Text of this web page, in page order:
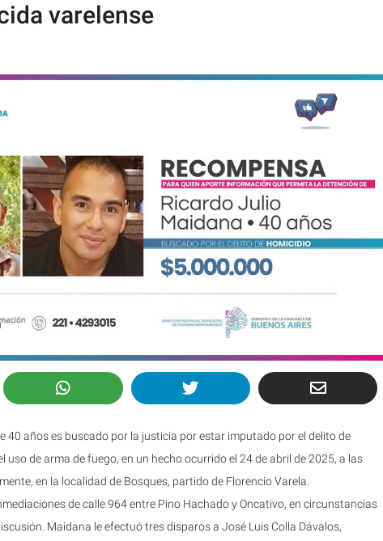
varelense
40 años es buscado por la justicia por estar imputado por el delito de
uso de arma de fuego, en un hecho ocurrido el 24 de abril de 2025, a las
en la localidad de Bosques, partido de Florencio Varela.
de calle 964 entre Pino Hachado y Oncativo, en circunstancias
Maidana le efectuó tres disparos a José Luis Colla Dávalos,